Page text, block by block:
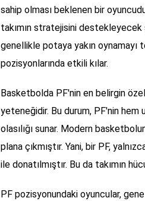
sahip olması beklenen bir
takımın stratejisini destekleyecek
genellikle potaya yakın oynamayı
pozisyonlarında etkili kılar.
Basketbolda PF'nin en belirgin
yeteneğidir. Bu durum, PF'nin
olasılığı sunar. Modern
plana çıkmıştır. Yani, bir PF,
ile donatılmıştır. Bu da takımın
PF pozisyonundaki oyuncular,